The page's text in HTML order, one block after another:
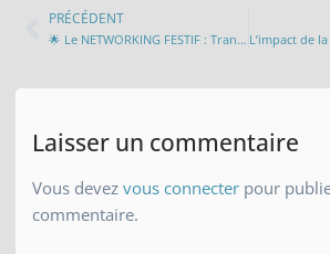
PRÉCÉDENT
🌟 Le NETWORKING FESTIF : Transforme tes rencontres professionnelles en moments de convivialité 🌟
Laisser un commentaire
Vous devezvous connecter pour
commentaire.